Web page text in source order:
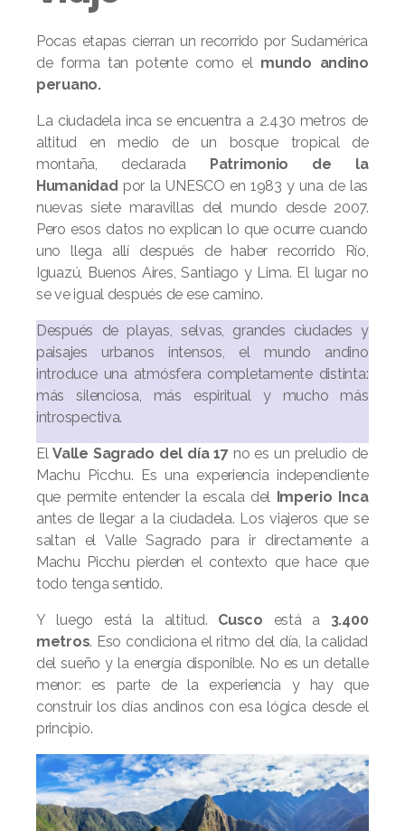
Pocas etapas cierran un recorrido por Sudamérica
de forma tan potente como el mundo andino
peruano.
La ciudadela inca se encuentra a 2.430 metros de
altitud en medio de un bosque tropical de
montaña, declarada Patrimonio de la
Humanidad por la UNESCO en 1983 y una de las
nuevas siete maravillas del mundo desde 2007.
Pero esos datos no explican lo que ocurre cuando
uno llega allí después de haber recorrido Río,
Iguazú, Buenos Aires, Santiago y Lima. El lugar no
se ve igual después de ese camino.
Después de playas, selvas, grandes ciudades y
paisajes urbanos intensos, el mundo andino
introduce una atmósfera completamente distinta:
más silenciosa, más espiritual y mucho más
introspectiva.
ElValle Sagrado del día 17no es un preludio de
Machu Picchu. Es una experiencia independiente
que permite entender la escala del Imperio Inca
antes de llegar a la ciudadela. Los viajeros que se
saltan el Valle Sagrado para ir directamente a
Machu Picchu pierden el contexto que hace que
todo tenga sentido.
Y luego está la altitud. Cusco está a 3.400
metros. Eso condiciona el ritmo del día, la calidad
del sueño y la energía disponible. No es un detalle
menor: es parte de la experiencia y hay que
construir los días andinos con esa lógica desde el
principio.